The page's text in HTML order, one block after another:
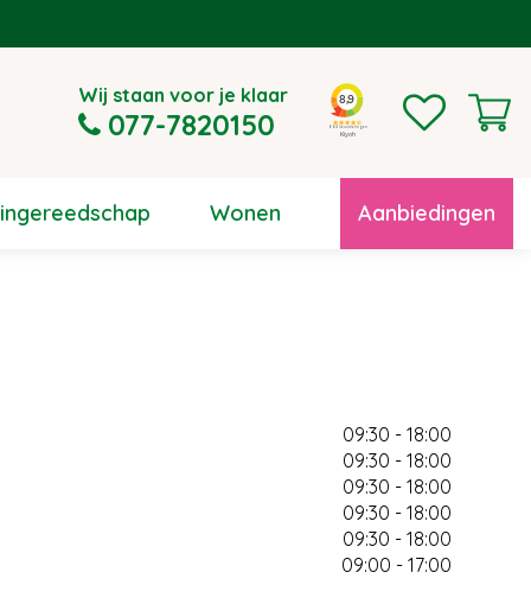
Wij staan voor je klaar
077-7820150
Wonen Aanbiedingen
09:30 - 18:00
09:30 - 18:00
09:30 - 18:00
09:30 - 18:00
09:30 - 18:00
09:00 - 17:00